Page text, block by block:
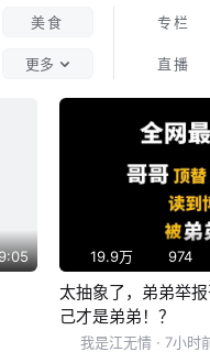
美食
更多
专栏
直播
19.9万 974
太抽象了，弟弟举
己才是弟弟！？
我是江无情 · 7小时